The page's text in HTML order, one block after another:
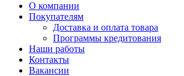
О компании
Покупателям
Доставка и оплата товара
Программы кредитования
Наши работы
Контакты
Вакансии